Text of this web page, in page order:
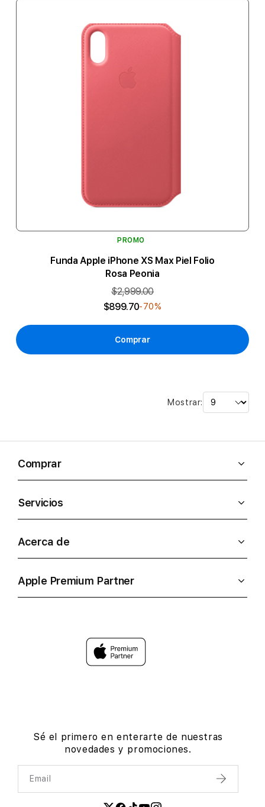
PROMO
Funda Apple iPhone XS Max Piel Folio
Rosa Peonia
$2,999.00
$899.70-70%
Comprar
Mostrar:
Comprar
Servicios
Acerca de
Apple Premium Partner
Sé el primero en enterarte de nuestras
novedades y promociones.
Email